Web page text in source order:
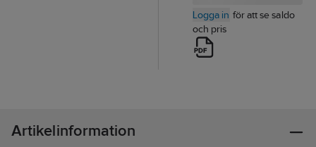
Logga in för att se saldo
och pris
Artikelinformation